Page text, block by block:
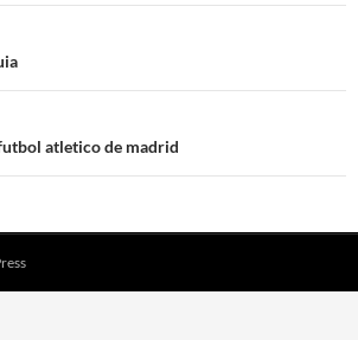
atletico de madrid